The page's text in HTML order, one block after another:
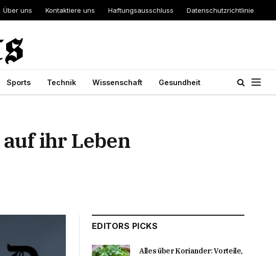
Über uns Kontaktiere uns Haftungsausschluss Datenschutzrichtlinie
Sports Technik Wissenschaft Gesundheit
ihr Leben
EDITORS PICKS
Alles über Koriander: Vorteile,